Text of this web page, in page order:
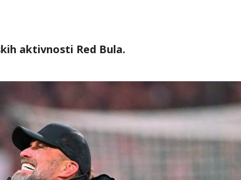
aktivnosti Red Bula.